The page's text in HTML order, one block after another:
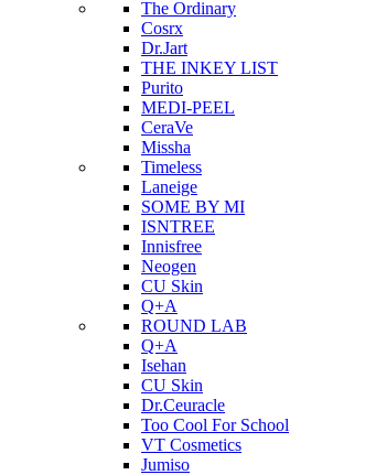
The Ordinary
Cosrx
Dr.Jart
THE INKEY LIST
Purito
MEDI-PEEL
CeraVe
Missha
Timeless
Laneige
SOME BY MI
ISNTREE
Innisfree
Neogen
CU Skin
Q+A
ROUND LAB
Q+A
Isehan
CU Skin
Dr.Ceuracle
Too Cool For School
VT Cosmetics
Jumiso